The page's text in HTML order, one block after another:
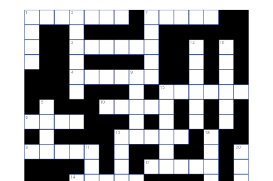
1 2 7
3 12 16
4 9
15
5 10
6
13 18
8 11 20
17
14